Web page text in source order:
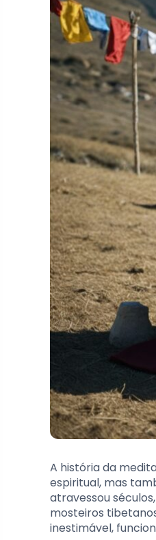
A história da
espiritual, mas
atravessou
mosteiros
inestimável,